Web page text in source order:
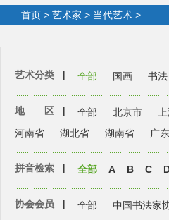
首页 > 艺术家 > 当代艺术 >
艺术分类 | 全部 国画 书法
地 区 | 全部 北京市
河南省
湖北省 湖南省 广
拼音检索 | 全部 A B C
协会会员 | 全部 中国书法家